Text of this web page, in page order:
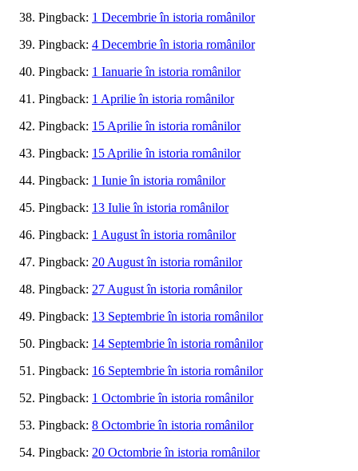
Pingback: 1 Decembrie în istoria românilor
Pingback: 4 Decembrie în istoria românilor
Pingback: 1 Ianuarie în istoria românilor
Pingback: 1 Aprilie în istoria românilor
Pingback: 15 Aprilie în istoria românilor
Pingback: 15 Aprilie în istoria românilor
Pingback: 1 Iunie în istoria românilor
Pingback: 13 Iulie în istoria românilor
Pingback: 1 August în istoria românilor
Pingback: 20 August în istoria românilor
Pingback: 27 August în istoria românilor
Pingback: 13 Septembrie în istoria românilor
Pingback: 14 Septembrie în istoria românilor
Pingback: 16 Septembrie în istoria românilor
Pingback: 1 Octombrie în istoria românilor
Pingback: 8 Octombrie în istoria românilor
Pingback: 20 Octombrie în istoria românilor